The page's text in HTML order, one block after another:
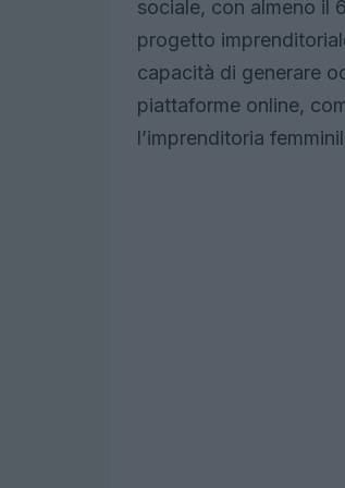
sociale, con almeno il
progetto
capacità di generare
piattaforme online,
l’imprenditoria